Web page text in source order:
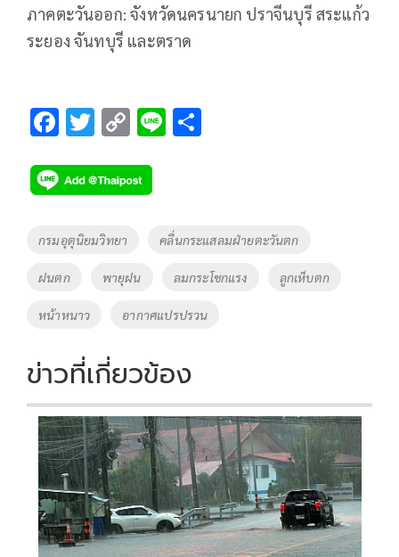
ภาคตะวันออก: จังหวัดนครนายก ปราจีนบุรี สระแก้ว
ระยอง จันทบุรี และตราด
F
e
b
o
o
k
T
tt
er
C
p
y
n
k
Li
Tags
กรมอุตุนิยมวิทยา คลื่นกระแสลมฝ่ายตะวันตก
ฝนตก พายุฝน ลมกระโชกแรง ลูกเห็บตก
หน้าหนาว อากาศแปรปรวน
ข่าวที่เกี่ยวข้อง